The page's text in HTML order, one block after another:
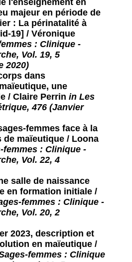
majeur en période de
: La périnatalité à
19] / Véronique
: Clinique -
Vol. 19, 5
2020)
dans
une
/ Claire Perrin in Les
476 (Janvier
femmes face à la
de maïeutique / Loona
femmes : Clinique -
Vol. 22, 4
salle de naissance
en formation initiale /
femmes : Clinique -
Vol. 20, 2
2023, description et
en maïeutique /
femmes : Clinique